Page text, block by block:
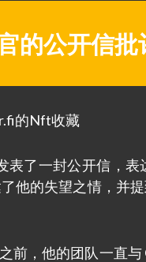
的公开信批
表了一封公开信，
他的失望之情，并
前，他的团队一直